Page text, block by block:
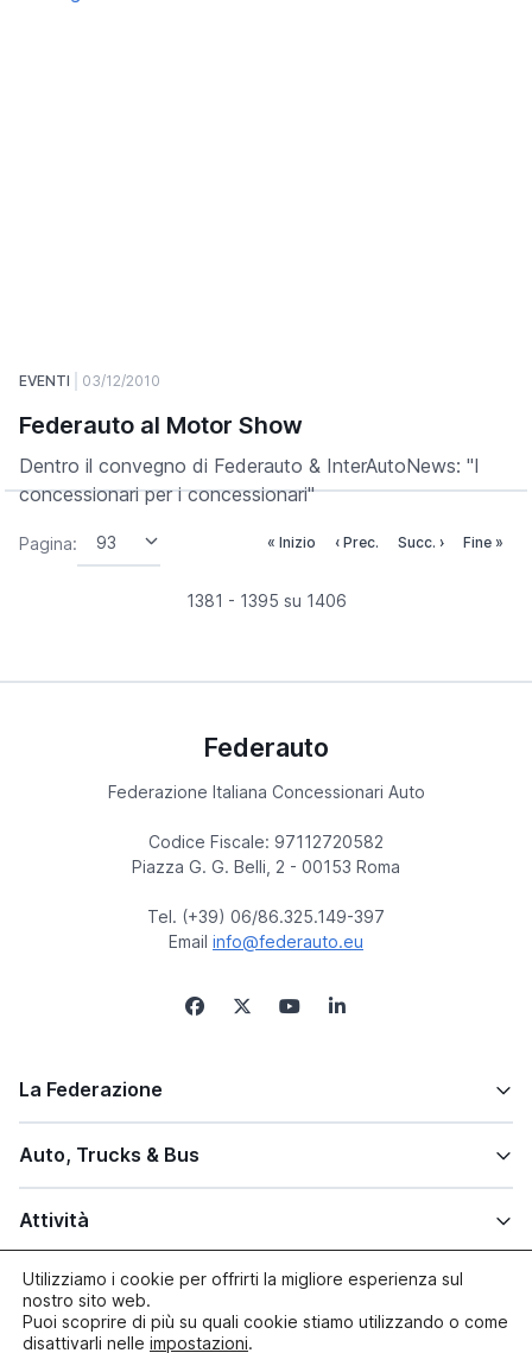
EVENTI 03/12/2010
Federauto al Motor Show
Dentro il convegno di Federauto & InterAutoNews: "I
concessionari per i concessionari"
Pagina:
1381 - 1395 su 1406
« Inizio ‹ Prec. Succ. › Fine »
Federauto
Federazione Italiana Concessionari Auto
Codice Fiscale: 97112720582
Piazza G. G. Belli, 2 - 00153 Roma
Tel. (+39) 06/86.325.149-397
Email info@federauto.eu
La Federazione
Auto, Trucks & Bus
Attività
Altre info
Utilizziamo i cookie per offrirti la migliore esperienza sul
nostro sito web.
Puoi scoprire di più su quali cookie stiamo utilizzando o come
disattivarli nelle impostazioni.